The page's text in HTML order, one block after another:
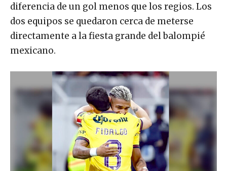
diferencia de un gol menos que los regios. Los
dos equipos se quedaron cerca de meterse
directamente a la fiesta grande del balompié
mexicano.